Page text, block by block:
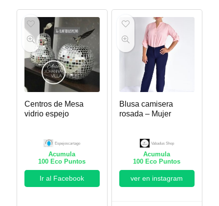
Centros de Mesa
vidrio espejo
Espejoscartago
Acumula
100 Eco Puntos
Ir al Facebook
Blusa camisera
rosada – Mujer
Vabadus Shop
Acumula
100 Eco Puntos
ver en instagram